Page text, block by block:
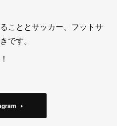
こととサッカー、フットサ
です。